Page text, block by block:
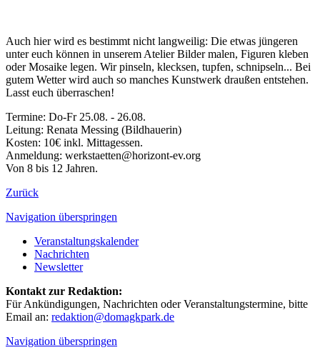
Auch hier wird es bestimmt nicht langweilig: Die etwas jüngeren
unter euch können in unserem Atelier Bilder malen, Figuren kleben
oder Mosaike legen. Wir pinseln, klecksen, tupfen, schnipseln... Bei
gutem Wetter wird auch so manches Kunstwerk draußen entstehen.
Lasst euch überraschen!
Termine: Do-Fr 25.08. - 26.08.
Leitung: Renata Messing (Bildhauerin)
Kosten: 10€ inkl. Mittagessen.
Anmeldung: werkstaetten@horizont-ev.org
Von 8 bis 12 Jahren.
Zurück
Navigation überspringen
Veranstaltungskalender
Nachrichten
Newsletter
Kontakt zur Redaktion:
Für Ankündigungen, Nachrichten oder Veranstaltungstermine, bitte
Email an: redaktion@domagkpark.de
Navigation überspringen